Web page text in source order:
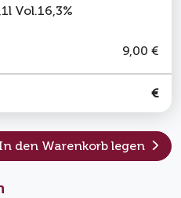
Vol.16,3%
9,00 €
€
In den Warenkorb legen